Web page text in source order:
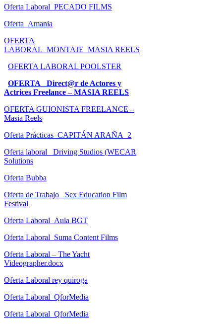
Oferta Laboral_PECADO FILMS
Oferta_Amania
OFERTA
LABORAL_MONTAJE_MASIA REELS
OFERTA LABORAL POOLSTER
OFERTA_ Direct@r de Actores y
Actrices Freelance – MASIA REELS
OFERTA GUIONISTA FREELANCE –
Masia Reels
Oferta Prácticas_CAPITÁN ARAÑA_2
Oferta laboral_ Driving Studios (WECAR
Solutions
Oferta Bubba
Oferta de Trabajo_ Sex Education Film
Festival
Oferta Laboral_Aula BGT
Oferta Laboral_Suma Content Films
Oferta Laboral – The Yacht
Videographer.docx
Oferta Laboral rey quiroga
Oferta Laboral_QforMedia
Oferta Laboral_QforMedia